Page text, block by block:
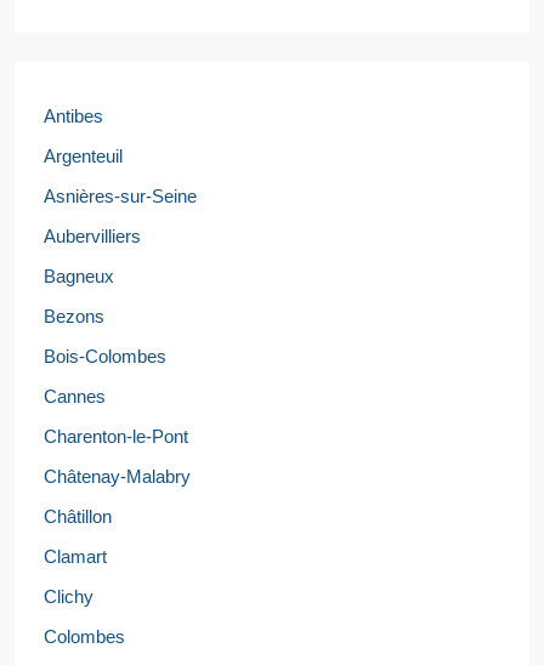
Antibes
Argenteuil
Asnières-sur-Seine
Aubervilliers
Bagneux
Bezons
Bois-Colombes
Cannes
Charenton-le-Pont
Châtenay-Malabry
Châtillon
Clamart
Clichy
Colombes